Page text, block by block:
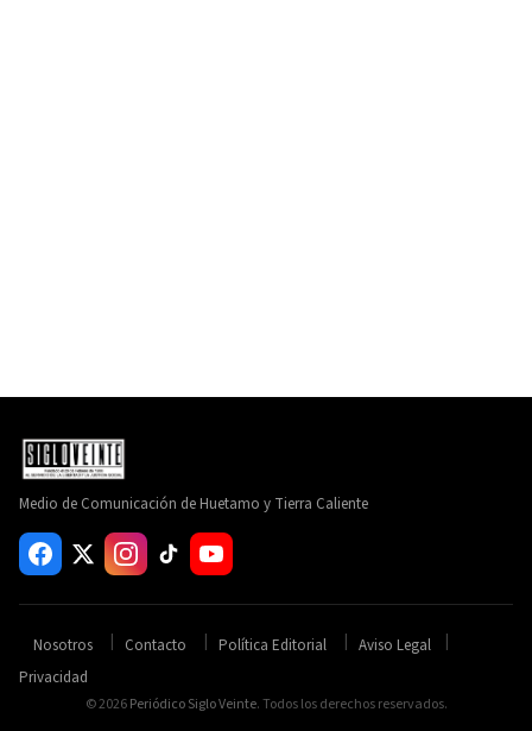
Medio de Comunicación de Huetamo y Tierra Caliente
Nosotros Contacto Política Editorial
Aviso Legal
Privacidad
© 2026Periódico Siglo Veinte. Todos los derechos reservados.